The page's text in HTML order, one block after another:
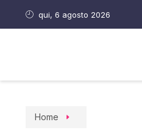
qui, 6 agosto 2026
Home